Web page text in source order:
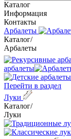
Каталог
Информация
Контакты
Арбалеты
Каталог/
Арбалеты
арбалеты
Перейти в раздел
Луки
Каталог/
Луки